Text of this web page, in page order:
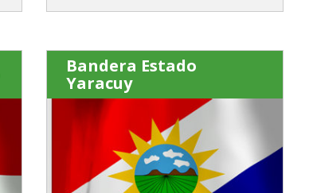
Bandera Estado
Yaracuy